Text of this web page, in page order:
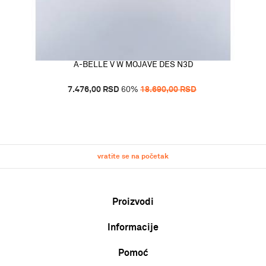
A-BELLE V W MOJAVE DES N3D
7.476,00 RSD 60% 18.690,00RSD
vratite se na početak
Proizvodi
Muškarci
Žene
Informacije
O nama
Pomoć